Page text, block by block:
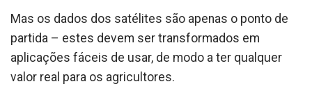
Mas os dados dos satélites são apenas o ponto de
partida – estes devem ser transformados em
aplicações fáceis de usar, de modo a ter qualquer
valor real para os agricultores.